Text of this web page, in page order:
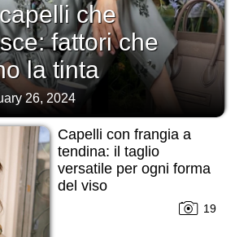
che
fattori che
la tinta
26, 2024
Capelli con frangia a
tendina: il taglio
versatile per ogni forma
del viso
19